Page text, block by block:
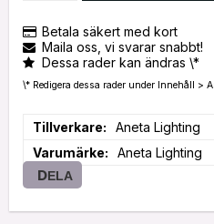
Betala säkert med kort
Maila oss, vi svarar snabbt!
Dessa rader kan ändras \*
\* Redigera dessa rader under Innehåll >
Tillverkare
Aneta Lighting
Varumärke
Aneta Lighting
DELA